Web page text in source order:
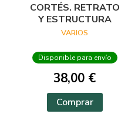
CORTÉS. RETRATO
Y ESTRUCTURA
VARIOS
Disponible para envío
38,00 €
Comprar